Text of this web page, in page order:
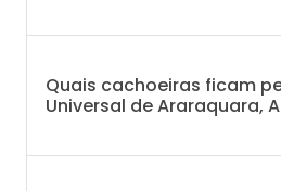
Quais cachoeiras ficam
Universal de Araraquara,